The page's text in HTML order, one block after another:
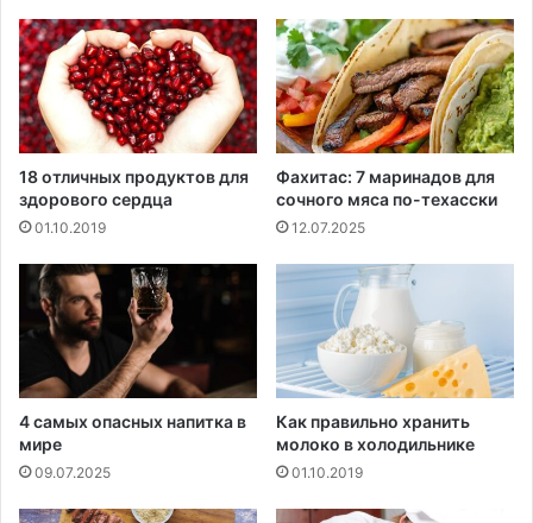
о
в
т
о
р
о
м
ф
и
н
и
т
Л
г
и
я
б
о
р
ь
ы
с
г
о
д
м
18 отличных продуктов для
здорового сердца
01.10.2019
Фахитас: 7 маринадов для
сочного мяса по-техасски
12.07.2025
4 самых опасных напитка в
мире
09.07.2025
Как правильно хранить
молоко в холодильнике
01.10.2019